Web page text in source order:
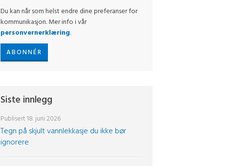
Du kan når som helst endre dine preferanser for
kommunikasjon. Mer info i vår
personvernerklæring.
Siste innlegg
Tegn på skjult vannlekkasje du ikke bør
ignorere
Publisert18. juni 2026